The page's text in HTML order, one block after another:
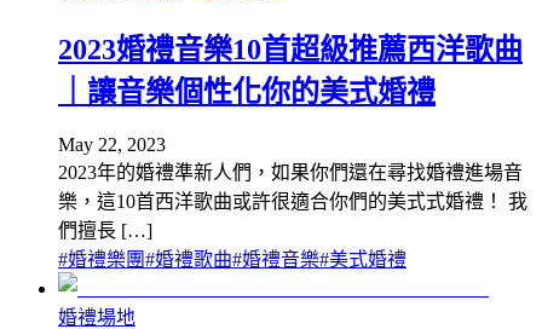
2023婚禮音樂10首超級推薦西洋歌曲
｜讓音樂個性化你的美式婚禮
May 22, 2023
2023年的婚禮準新人們，如果你們還在尋找婚禮進場音
樂，這10首西洋歌曲或許很適合你們的美式式婚禮！ 我
們擅長 […]
#婚禮樂團#婚禮歌曲#婚禮音樂#美式婚禮
婚禮場地